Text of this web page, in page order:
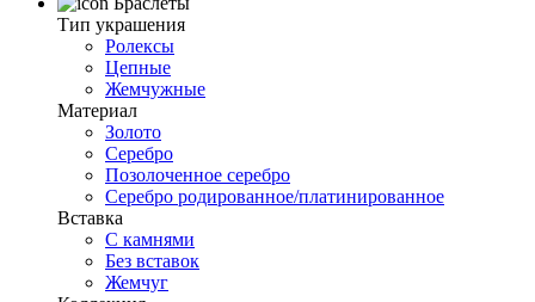
Тип украшения
Ролексы
Цепные
Жемчужные
Материал
Золото
Серебро
Позолоченное серебро
Серебро родированное/платинированное
Вставка
С камнями
Без вставок
Жемчуг